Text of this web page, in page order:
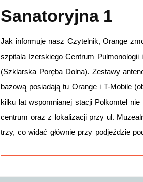
Sanatoryjna 1
Jak informuje nasz Czytelnik, Orange
szpitala Izerskiego Centrum Pulmonologii
(Szklarska Poręba Dolna). Zestawy
bazową posiadają tu Orange i T-Mobile
kilku lat wspomnianej stacji Polkomtel
centrum oraz z lokalizacji przy ul.
trzy, co widać głównie przy podjeździe